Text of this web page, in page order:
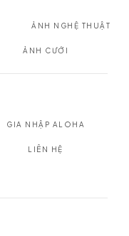
ẢNH NGHỆ THUẬT
ẢNH CƯỚI
GIA NHẬP ALOHA
LIÊN HỆ